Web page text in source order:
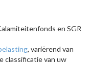
en SGR
, variërend van
classificatie van uw